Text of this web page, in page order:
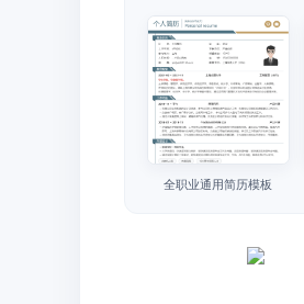
全职业通用简历模板